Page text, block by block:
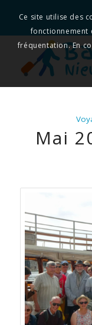
Mai
Ce site utilise des
fonctionnement
fréquentation. En